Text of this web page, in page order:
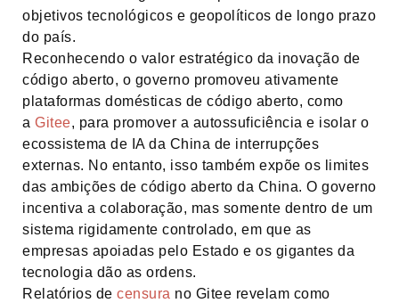
objetivos tecnológicos e geopolíticos de longo prazo
do país.
Reconhecendo o valor estratégico da inovação de
código aberto, o governo promoveu ativamente
plataformas domésticas de código aberto, como
a Gitee, para promover a autossuficiência e isolar o
ecossistema de IA da China de interrupções
externas. No entanto, isso também expõe os limites
das ambições de código aberto da China. O governo
incentiva a colaboração, mas somente dentro de um
sistema rigidamente controlado, em que as
empresas apoiadas pelo Estado e os gigantes da
tecnologia dão as ordens.
Relatórios de censura no Gitee revelam como